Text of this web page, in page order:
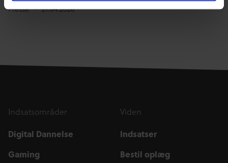
Presse 21.04.2026
Indsatsområder
Digital Dannelse
Gaming
Viden
Indsatser
Bestil oplæg